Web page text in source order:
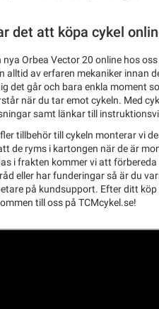
det att köpa cykel
nya Orbea Vector 20 online hos
alltid av erfaren mekaniker innan
det går och bara enkla moment
när du tar emot cykeln. Med
samt länkar till
tillbehör till cykeln monterar vi
de ryms i kartongen när de är
i frakten kommer vi att
eller har funderingar så är du
på kundsupport. Efter ditt
till oss på TCMcykel.se!